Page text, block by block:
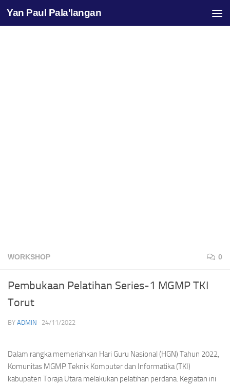
Skip to content
Yan Paul Pala'langan
WORKSHOP 0
Pembukaan Pelatihan Series-1 MGMP TKI
Torut
BY ADMIN · 24/11/2022
Dalam rangka memeriahkan Hari Guru Nasional (HGN) Tahun 2022,
Komunitas MGMP Teknik Komputer dan Informatika (TKI)
kabupaten Toraja Utara melakukan pelatihan perdana. Kegiatan ini